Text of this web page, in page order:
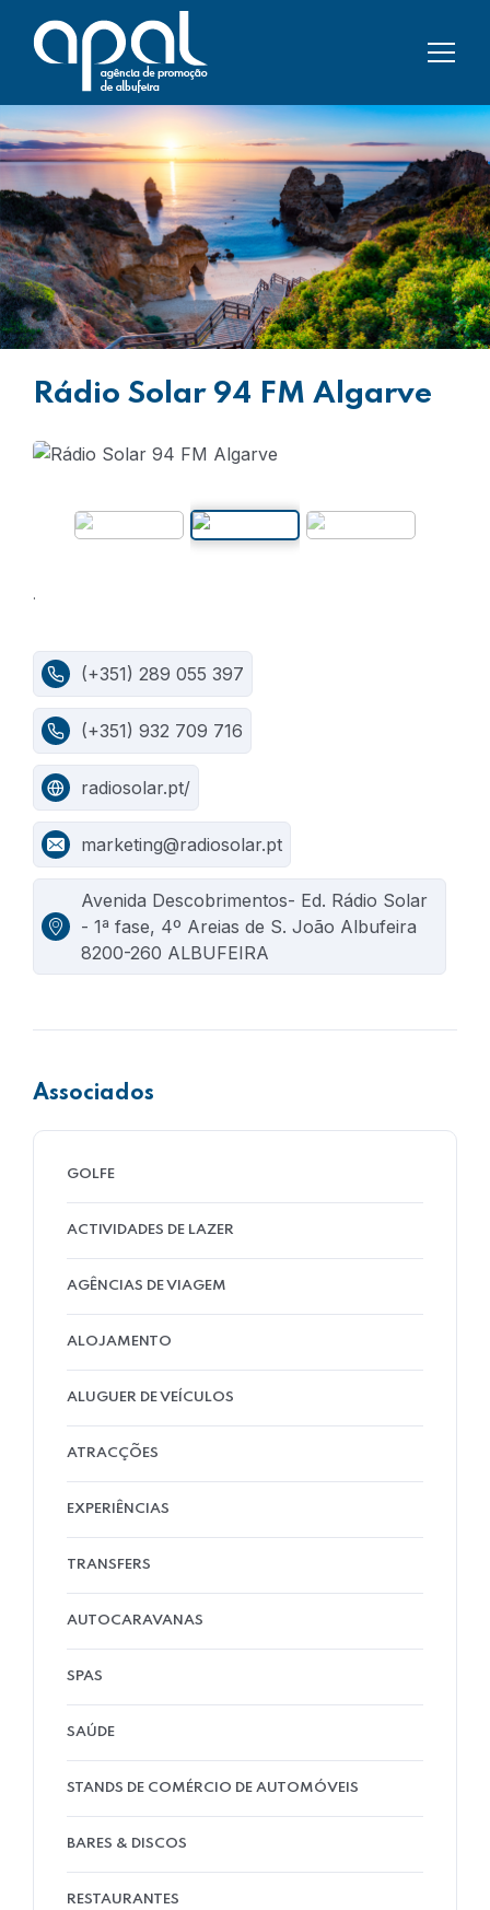
Rádio Solar 94 FM Algarve
.
(+351) 289 055 397
(+351) 932 709 716
radiosolar.pt/
marketing@radiosolar.pt
Avenida Descobrimentos- Ed. Rádio Solar
- 1ª fase, 4º Areias de S. João Albufeira
8200-260 ALBUFEIRA
Associados
GOLFE
ACTIVIDADES DE LAZER
AGÊNCIAS DE VIAGEM
ALOJAMENTO
ALUGUER DE VEÍCULOS
ATRACÇÕES
EXPERIÊNCIAS
TRANSFERS
AUTOCARAVANAS
SPAS
SAÚDE
STANDS DE COMÉRCIO DE AUTOMÓVEIS
BARES & DISCOS
RESTAURANTES